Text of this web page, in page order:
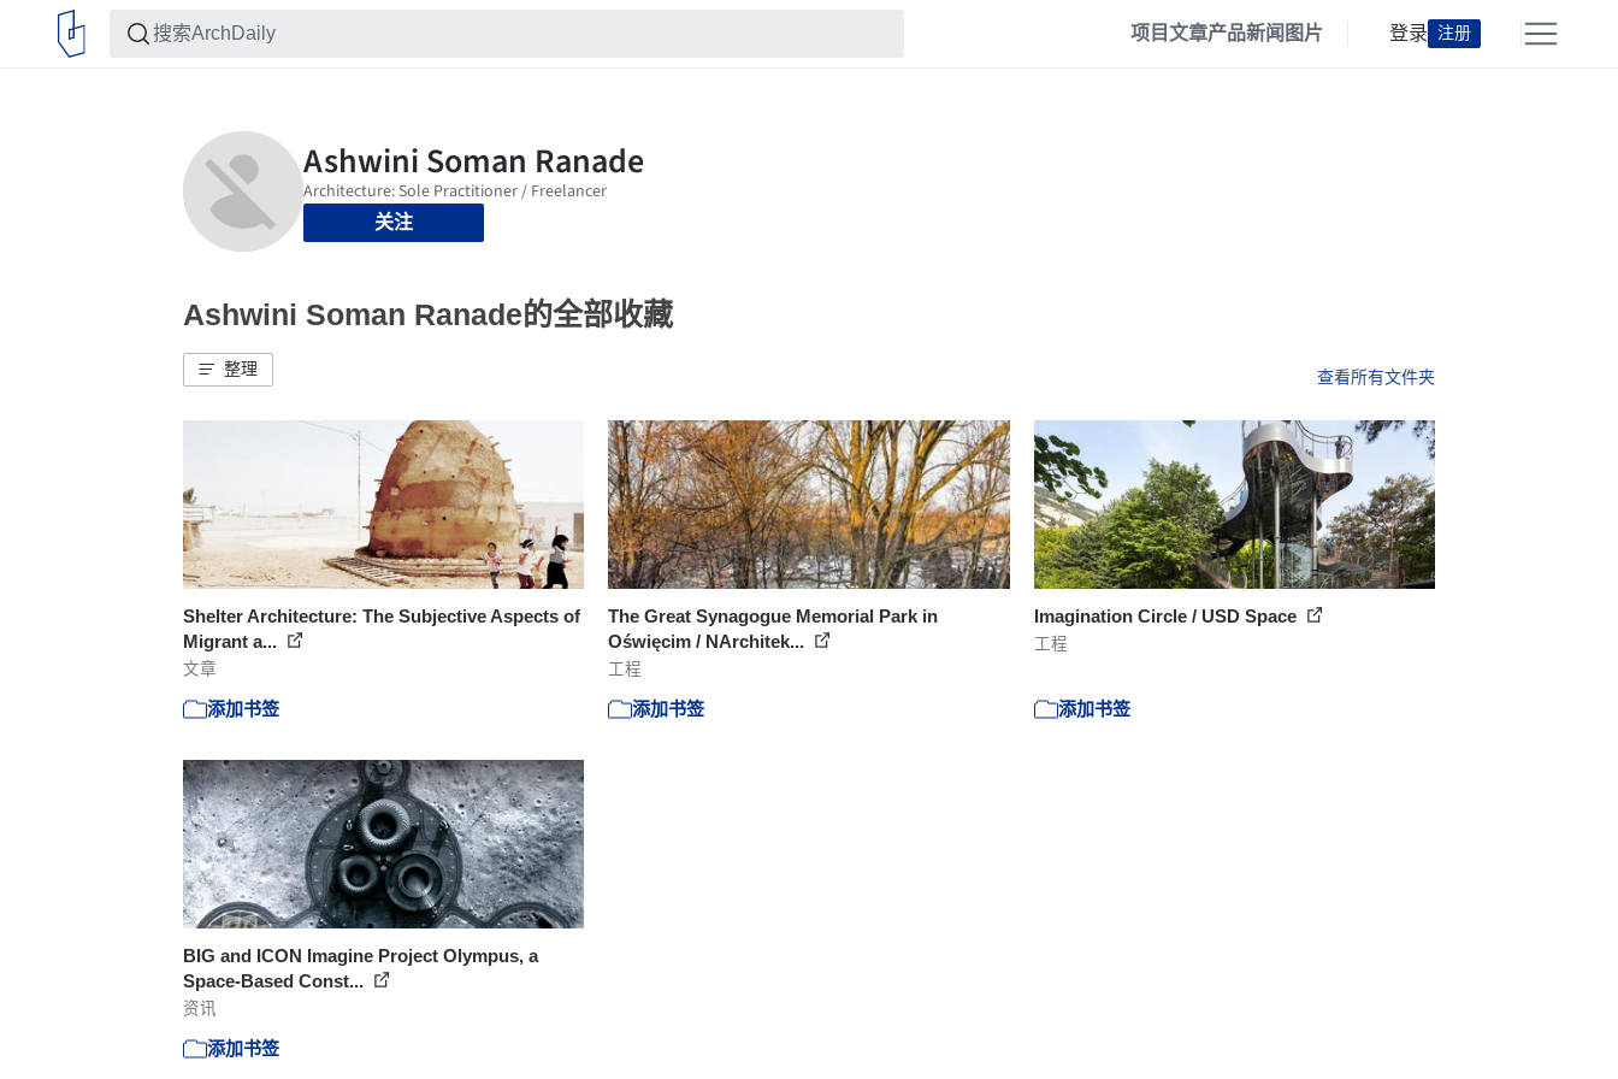
项目文章产品新闻 图片 登录 注册
关注
Ashwini Soman Ranade的全部收藏
整理 查看所有文件夹
Shelter Architecture: The Subjective Aspects of
Migrant a...
文章
添加书签
The Great Synagogue Memorial Park in
Oświęcim / NArchitek...
工程
添加书签
Imagination Circle / USD Space
工程
添加书签
BIG and ICON Imagine Project Olympus, a
Space-Based Const...
资讯
添加书签